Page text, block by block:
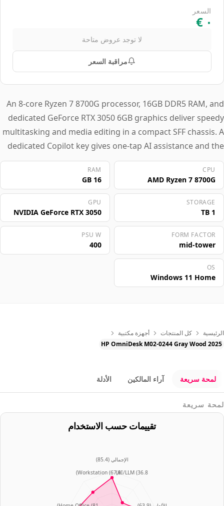
An 8-core Ryzen 7 8700G processor, 16GB DDR5 RAM, and
dedicated GeForce RTX 3050 6GB graphics deliver speedy
multitasking and media editing in a compact SFF chassis. A
dedicated Copilot key gives one-tap AI assistance and the
system operates coolly and quietly, ideal for shared
workspaces. This desktop suits home office users and
small business professionals juggling spreadsheets, video
conferencing, and light content creation.
CPU
AMD Ryzen 7 8700G
RAM
16 GB
STORAGE
1 TB
GPU
NVIDIA GeForce RTX 3050
FORM FACTOR
mid-tower
PSU W
400
OS
Windows 11 Home
السعر
لا توجد عروض متاحة
مراقبة السعر
الرئيسية كل المنتجات
أجهزة مكتبية
HP OmniDesk M02-0244 Gray Wood 2025
لمحة سريعة آراء المالكين الأدلة
لمحة سريعة
تقييمات حسب الاستخدام
الإجمالي (
85.4
)
AI/LLM(36.8
)
Workstation (67.9
)